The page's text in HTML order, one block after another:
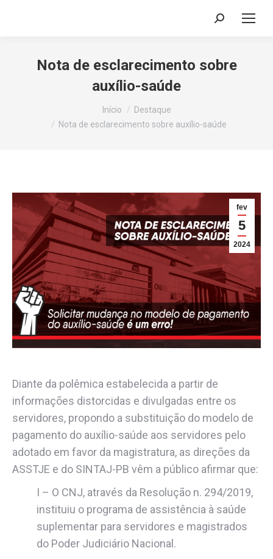
Search:
Nota de esclarecimento sobre
auxílio-saúde
Início
Destaque
Nota de esclarecimento sobre auxílio-saúde
fev
5
2024
Diante da polêmica estabelecida a partir de
informações distorcidas e divulgadas entre os
servidores, propondo a substituição do modelo de
pagamento do auxílio-saúde aos servidores pelo
adotado em favor da magistratura, as direções da
ASSTJE e do SINTAJ-PB vêm a público afirmar que:
I – O CNJ, através da Resolução n. 294/2019,
instituiu o programa de assistência à saúde
suplementar para servidores e magistrados
do Poder Judiciário Nacional.